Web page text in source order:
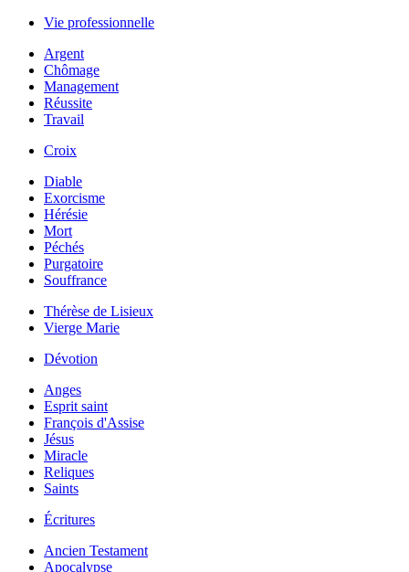
Vie professionnelle
Argent
Chômage
Management
Réussite
Travail
Croix
Diable
Exorcisme
Hérésie
Mort
Péchés
Purgatoire
Souffrance
Thérèse de Lisieux
Vierge Marie
Dévotion
Anges
Esprit saint
François d'Assise
Jésus
Miracle
Reliques
Saints
Écritures
Ancien Testament
Apocalypse